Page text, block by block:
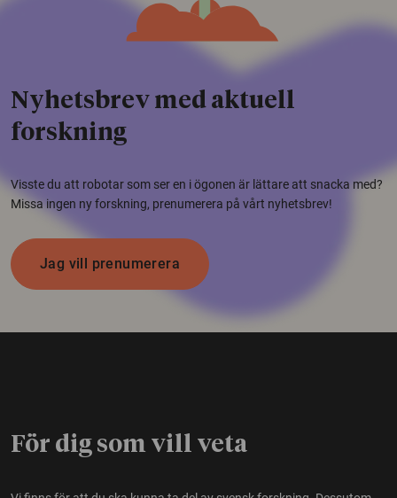
Nyhetsbrev med aktuell
forskning
Visste du att robotar som ser en i ögonen är lättare att snacka med?
Missa ingen ny forskning, prenumerera på vårt nyhetsbrev!
Jag vill prenumerera
För dig som vill veta